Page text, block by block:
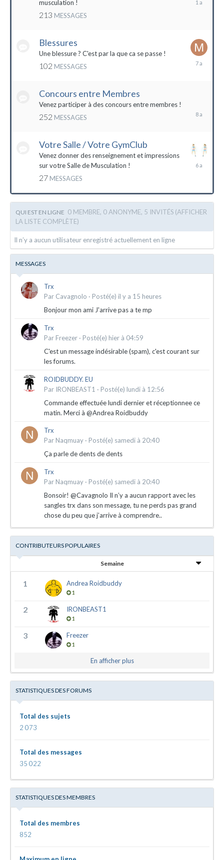
musculation !
213 MESSAGES
Blessures
Une blessure ? C'est par la que ca se passe !
102 MESSAGES
19
Concours entre Membres
Venez participer à des concours entre membres !
252 MESSAGES
2016
Votre Salle / Votre GymClub
Venez donner des renseignement et impressions
sur votre Salle de Musculation !
27 MESSAGES
26
QUI EST EN LIGNE 0 MEMBRE, 0 ANONYME, 5 INVITÉS (AFFICHER
LA LISTE COMPLÈTE)
Il n’y a aucun utilisateur enregistré actuellement en ligne
MESSAGES
Trx
Par Cavagnolo · Posté(e) il y a 15 heures
Bonjour mon ami J'arrive pas a te mp
Trx
Par Freezer · Posté(e) hier à 04:59
C'est un message indésirable (spam), c'est courant sur
les forums.
ROIDBUDDY. EU
Par IRONBEAST1 · Posté(e) lundi à 12:56
Commande effectuée lundi dernier et réceptionnee ce
matin. Merci à @Andrea Roidbuddy
Trx
Par Naqmuay · Posté(e) samedi à 20:40
Ça parle de dents de dents
Trx
Par Naqmuay · Posté(e) samedi à 20:40
Bonsoir! @Cavagnolo Il n’y a aucun rapport avec les
sangles trx dans son message, tu ne perds pas grand
chose du peu que j’arrive à comprendre..
CONTRIBUTEURS POPULAIRES
Semaine
1 Andrea Roidbuddy
1
2 IRONBEAST1
1
3 Freezer
1
En afficher plus
STATISTIQUES DES FORUMS
Total des sujets
2 073
Total des messages
35 022
STATISTIQUES DES MEMBRES
Total des membres
852